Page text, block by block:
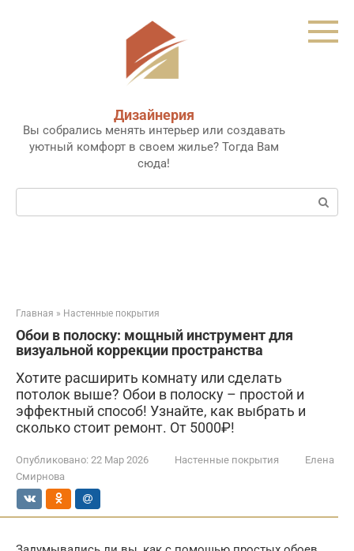
Дизайнерия
Вы собрались менять интерьер или создавать
уютный комфорт в своем жилье? Тогда Вам
сюда!
Поиск:
Главная » Настенные покрытия
Обои в полоску: мощный инструмент для
визуальной коррекции пространства
Хотите расширить комнату или сделать
потолок выше? Обои в полоску – простой и
эффектный способ! Узнайте, как выбрать и
сколько стоит ремонт. От 5000₽!
Опубликовано: 22 Мар 2026 Настенные покрытия
Елена
Смирнова